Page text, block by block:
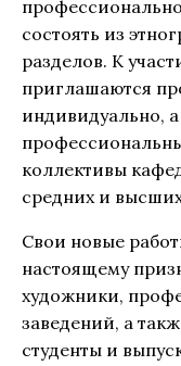
состоять из
разделов. К
приглашаются
индивидуально,
коллективы
средних и
Свои новые
настоящему
художники,
заведений, а
студенты и